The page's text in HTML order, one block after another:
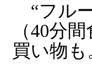
“フル
（40分
買い物も